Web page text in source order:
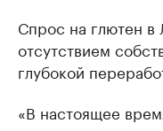
Спрос на глютен в
отсутствием
глубокой
«В настоящее